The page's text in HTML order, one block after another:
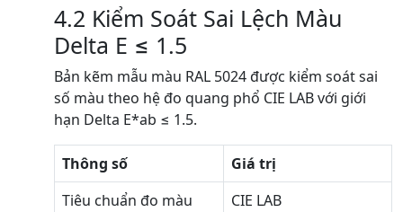
4.2 Kiểm Soát Sai Lệch Màu
Delta E ≤ 1.5
Bản kẽm mẫu màu RAL 5024 được kiểm soát sai
số màu theo hệ đo quang phổ CIE LAB với giới
hạn Delta E*ab ≤ 1.5.
Thông số
Giá trị
Tiêu chuẩn đo màu
CIE LAB